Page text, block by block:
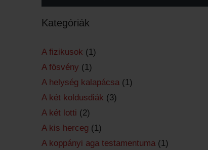
Kategóriák
A fizikusok (1)
A fösvény (1)
A helység kalapácsa (1)
A két koldusdiák (3)
A két lotti (2)
A kis herceg (1)
A koppányi aga testamentuma (1)